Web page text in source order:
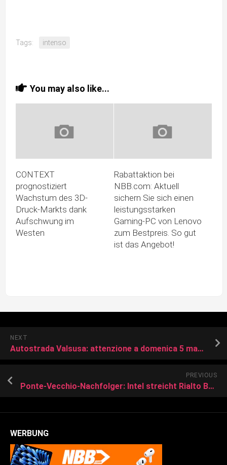
Tags: intenso
You may also like...
CONTEXT
prognostiziert
Wachstum des 3D-
Druck-Markts dank
Aufschwung im
Westen
Rabattaktion bei
NBB.com: Aktuell
sichern Sie sich einen
leistungsstarken
Gaming-PC von Lenovo
zum Bestpreis. So gut
ist das Angebot!
NEXT
Autostrada Valsusa: attenzione a domenica 5 marzo, annunciate code e traffico intenso
PREVIOUS
Ponte-Vecchio-Nachfolger: Intel streicht Rialto Bridge und setzt auf Falcon Shores
WERBUNG